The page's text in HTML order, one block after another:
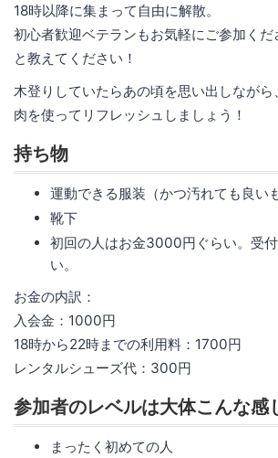
18時以降に集まって自由に解散。
初心者歓迎ベテランもお気軽にご参加くだ
と教えてください！
木登りしていたらあの頃を思い出しなが
肉を使ってリフレッシュしましょう！
持ち物
運動できる服装（かつ汚れても良い
靴下
初回の人はお金3000円ぐらい。受
い。
お金の内訳：
入会金：1000円
18時から22時までの利用料：1700円
レンタルシューズ代：300円
参加者のレベルは大体こんな感
まったく初めての人